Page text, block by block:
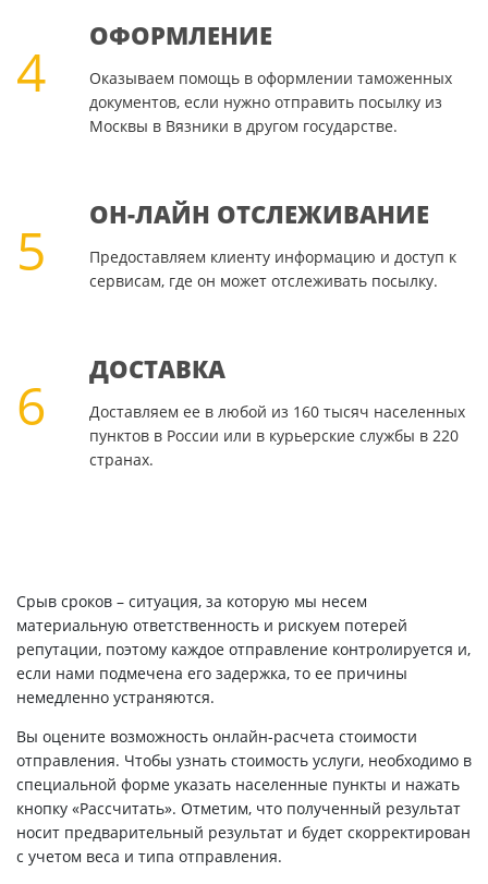
4
ОФОРМЛЕНИЕ
Оказываем помощь в оформлении таможенных
документов, если нужно отправить посылку из
Москвы в Вязники в другом государстве.
5
ОН-ЛАЙН ОТСЛЕЖИВАНИЕ
Предоставляем клиенту информацию и доступ к
сервисам, где он может отслеживать посылку.
6
ДОСТАВКА
Доставляем ее в любой из 160 тысяч населенных
пунктов в России или в курьерские службы в 220
странах.
Срыв сроков – ситуация, за которую мы несем
материальную ответственность и рискуем потерей
репутации, поэтому каждое отправление контролируется и,
если нами подмечена его задержка, то ее причины
немедленно устраняются.
Вы оцените возможность онлайн-расчета стоимости
отправления. Чтобы узнать стоимость услуги, необходимо в
специальной форме указать населенные пункты и нажать
кнопку «Рассчитать». Отметим, что полученный результат
носит предварительный результат и будет скорректирован
с учетом веса и типа отправления.